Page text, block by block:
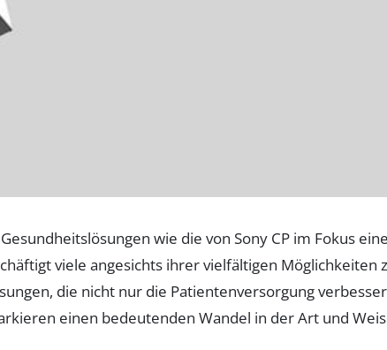
wie die von Sony CP im Fokus
viele angesichts ihrer vielfältigen Möglichkeiten
die nicht nur die Patientenversorgung
einen bedeutenden Wandel in der Art und